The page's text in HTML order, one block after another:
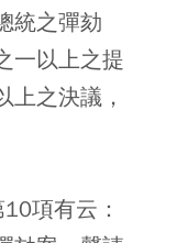
統之彈劾
一以上之提
上之決議，
項有云：